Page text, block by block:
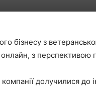
бізнесу з
онлайн, з
долучилися до